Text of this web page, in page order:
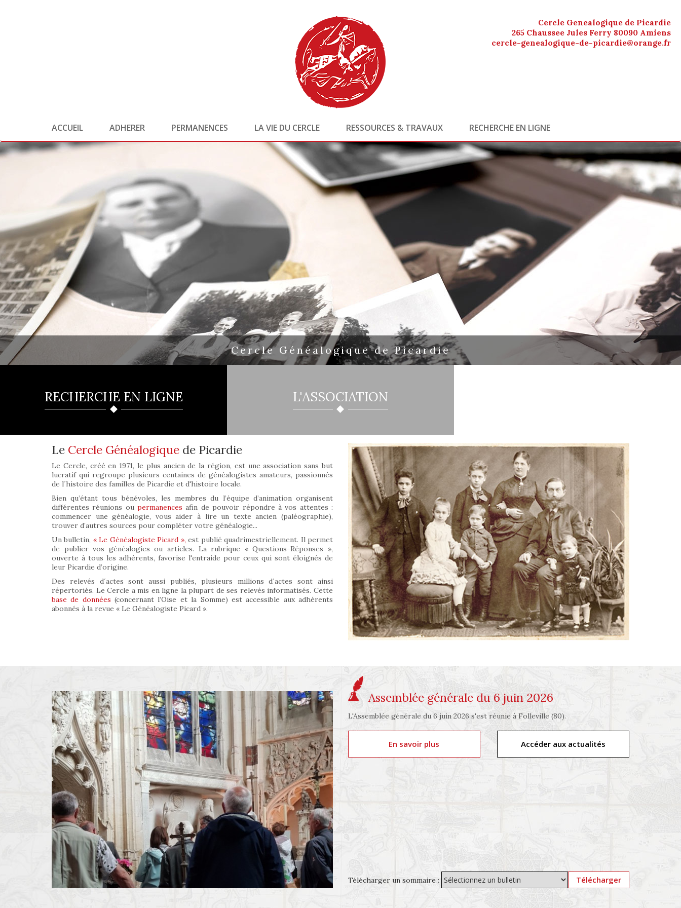
Cercle Genealogique de Picardie
265 Chaussee Jules Ferry 80090 Amiens
cercle-genealogique-de-picardie@orange.fr
ACCUEIL ADHERER PERMANENCES LA VIE DU CERCLE RESSOURCES & TRAVAUX RECHERCHE EN LIGNE
Cercle Généalogique de Picardie
RECHERCHE EN LIGNE L'ASSOCIATION
Le Cercle Généalogique de Picardie
Le Cercle, créé en 1971, le plus ancien de la région, est une association sans but
lucratif qui regroupe plusieurs centaines de généalogistes amateurs, passionnés
de l´histoire des familles de Picardie et d'histoire locale.
Bien qu’étant tous bénévoles, les membres du l’équipe d’animation organisent
différentes réunions oupermanences afin de pouvoir répondre à vos attentes :
commencer une généalogie, vous aider à lire un texte ancien (paléographie),
trouver d’autres sources pour compléter votre généalogie...
Un bulletin, « Le Généalogiste Picard », est publié quadrimestriellement. Il permet
de publier vos généalogies ou articles. La rubrique « Questions-Réponses »,
ouverte à tous les adhérents, favorise l'entraide pour ceux qui sont éloignés de
leur Picardie d’origine.
Des relevés d´actes sont aussi publiés, plusieurs millions d´actes sont ainsi
répertoriés. Le Cercle a mis en ligne la plupart de ses relevés informatisés. Cette
base de données (concernant l’Oise et la Somme) est accessible aux adhérents
abonnés à la revue « Le Généalogiste Picard ».
Assemblée générale du 6 juin 2026
L'Assemblée générale du 6 juin 2026 s'est réunie à Folleville (80).
En savoir plus Accéder aux actualités
Télécharger un sommaire : Télécharger